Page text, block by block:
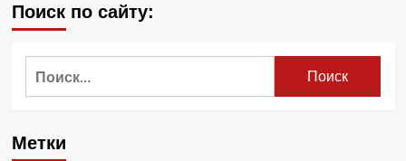
Поиск по сайту:
Метки